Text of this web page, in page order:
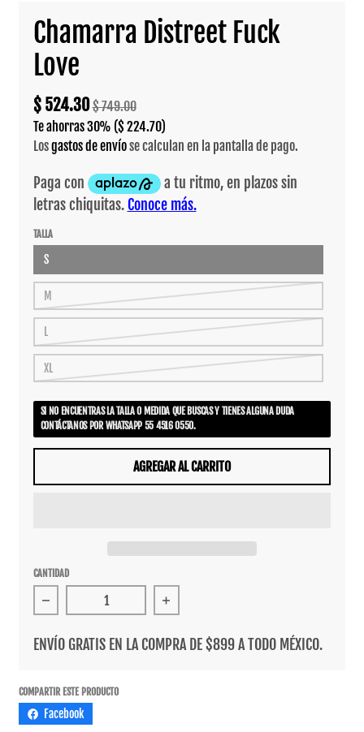
Chamarra Distreet Fuck
Love
$ 524.30$ 749.00
Te ahorras30% ($ 224.70)
Losgastos de envíose calculan en la pantalla de pago.
TALLA
S
M
L
XL
SI NO ENCUENTRAS LA TALLA O MEDIDA QUE BUSCAS Y TIENES ALGUNA DUDA
CONTÁCTANOS POR WHATSAPP 55 4516 0550.
AGREGAR AL CARRITO
CANTIDAD
Reducir cantidad para Chamarra Distreet Fuck Love
Aumentar cantidad para Chamarra
ENVÍO GRATIS EN LA COMPRA DE $899 A TODO MÉXICO.
COMPARTIR ESTE PRODUCTO
Facebook